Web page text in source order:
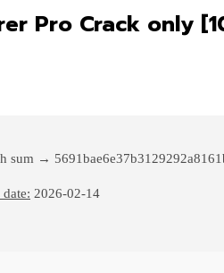
Pro Crack only
sum →
2026-02-14